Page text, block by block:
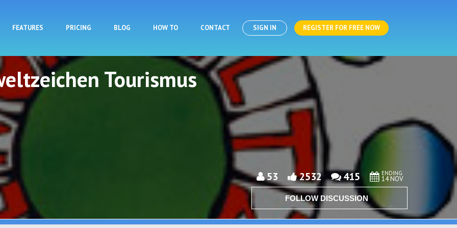
FEATURES PRICING BLOG HOW TO CONTACT SIGN IN REGISTER FOR FREE NOW
Tourismus
53 2532 415 ENDING
14 NOV
FOLLOW DISCUSSION